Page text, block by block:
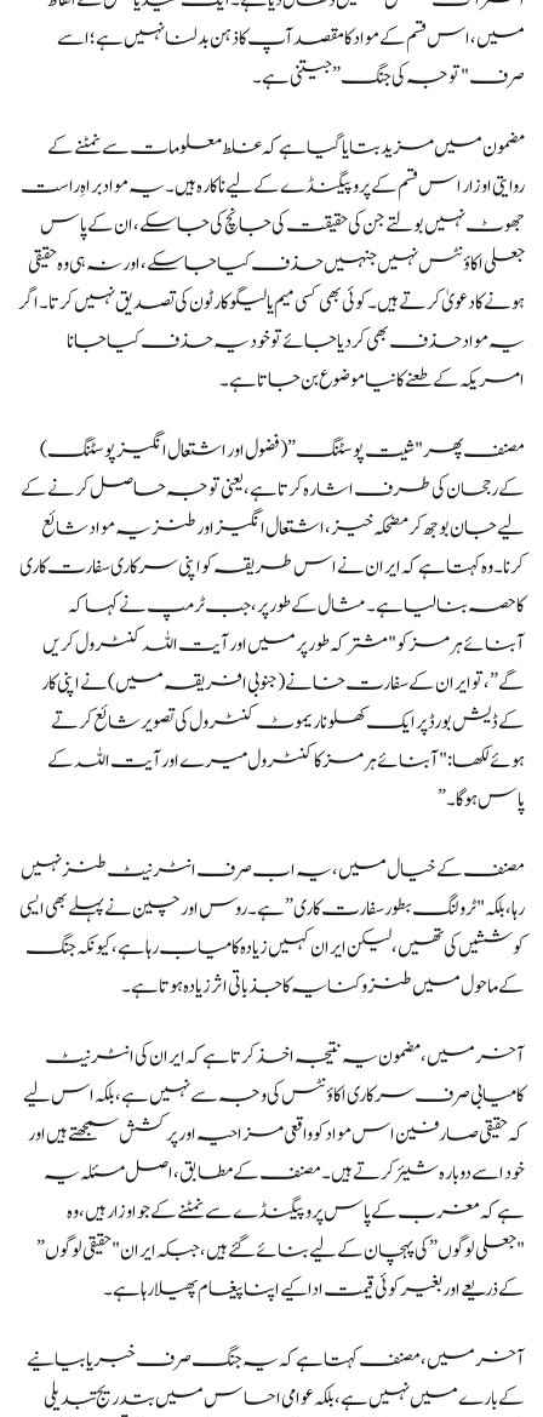
میں، اس قسم کے مواد کا مقصد آپ کا ذہن بدلنا نہیں ہے؛ اسے
صرف "توجہ کی جنگ” جیتنی ہے۔
مضمون میں مزید بتایا گیا ہے کہ غلط معلومات سے نمٹنے کے
روایتی اوزار اس قسم کے پروپیگنڈے کے لیے ناکارہ ہیں۔ یہ مواد براہِ راست
جھوٹ نہیں بولتے جن کی حقیقت کی جانچ کی جا سکے، ان کے پاس
جعلی اکاؤنٹس نہیں جنہیں حذف کیا جا سکے، اور نہ ہی وہ حقیقی
ہونے کا دعویٰ کرتے ہیں۔ کوئی بھی کسی میم یا لیگو کارٹون کی تصدیق نہیں کرتا۔ اگر
یہ مواد حذف بھی کر دیا جائے تو خود یہ حذف کیا جانا
امریکہ کے طعنے کا نیا موضوع بن جاتا ہے۔
مصنف پھر "شیت پوسٹنگ” (فضول اور اشتعال انگیز پوسٹنگ)
کے رجحان کی طرف اشارہ کرتا ہے، یعنی توجہ حاصل کرنے کے
لیے جان بوجھ کر مضحکہ خیز، اشتعال انگیز اور طنزیہ مواد شائع
کرنا۔ وہ کہتا ہے کہ ایران نے اس طریقہ کو اپنی سرکاری سفارت کاری
کا حصہ بنا لیا ہے۔ مثال کے طور پر، جب ٹرمپ نے کہا کہ
آبنائے ہرمز کو "مشترکہ طور پر میں اور آیت اللہ کنٹرول کریں
گے”، تو ایران کے سفارت خانے (جنوبی افریقہ میں) نے اپنی کار
کے ڈیش بورڈ پر ایک کھلونا ریموٹ کنٹرول کی تصویر شائع کرتے
ہوئے لکھا: "آبنائے ہرمز کا کنٹرول میرے اور آیت اللہ کے
پاس ہوگا۔”
مصنف کے خیال میں، یہ اب صرف انٹرنیٹ طنز نہیں
رہا، بلکہ "ٹرولنگ بطور سفارت کاری” ہے۔ روس اور چین نے پہلے بھی ایسی
کوششیں کی تھیں، لیکن ایران کہیں زیادہ کامیاب رہا ہے، کیونکہ جنگ
کے ماحول میں طنز و کنایہ کا جذباتی اثر زیادہ ہوتا ہے۔
آخر میں، مضمون یہ نتیجہ اخذ کرتا ہے کہ ایران کی انٹرنیٹ
کامیابی صرف سرکاری اکاؤنٹس کی وجہ سے نہیں ہے، بلکہ اس لیے
کہ حقیقی صارفین اس مواد کو واقعی مزاحیہ اور پرکشش سمجھتے ہیں اور
خود اسے دوبارہ شیئر کرتے ہیں۔ مصنف کے مطابق، اصل مسئلہ یہ
ہے کہ مغرب کے پاس پروپیگنڈے سے نمٹنے کے جو اوزار ہیں، وہ
"جعلی لوگوں” کی پہچان کے لیے بنائے گئے ہیں، جبکہ ایران "حقیقی لوگوں”
کے ذریعے اور بغیر کوئی قیمت ادا کیے اپنا پیغام پھیلا رہا ہے۔
آخر میں، مصنف کہتا ہے کہ یہ جنگ صرف خبر یا بیانیے
کے بارے میں نہیں ہے، بلکہ عوامی احساس میں بتدریج تبدیلی